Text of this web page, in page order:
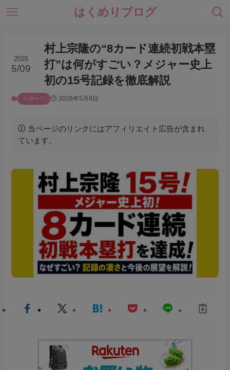
はくめりブログ
村上宗隆の“8カード連続初戦本塁
打”は何がすごい？メジャー史上
初の15号記録を徹底解説
2026
5/09
スポーツ 2026年5月9日
当ページのリンクにはアフィリエイト広告が含まれ
ています。